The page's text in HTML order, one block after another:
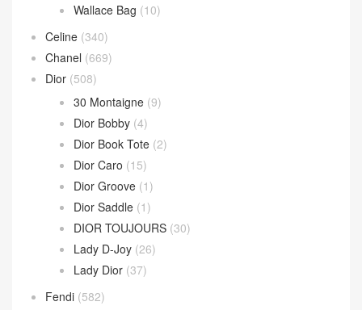
Wallace Bag (10)
Celine (340)
Chanel (669)
Dior (508)
30 Montaigne (9)
Dior Bobby (4)
Dior Book Tote (2)
Dior Caro (15)
Dior Groove (1)
Dior Saddle (1)
DIOR TOUJOURS (30)
Lady D-Joy (26)
Lady Dior (37)
Fendi (582)